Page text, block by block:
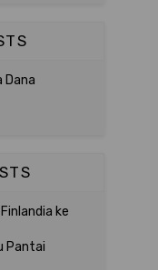
Dana
ke
Pantai